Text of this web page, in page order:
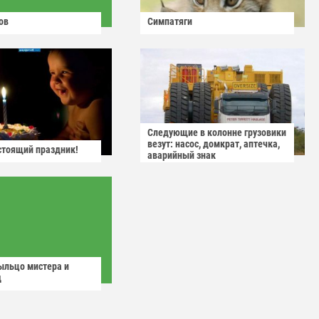
Симпатяги
праздник!
Следующие в колонне грузовики
везут: насос, домкрат, аптечка,
аварийный знак
мистера и